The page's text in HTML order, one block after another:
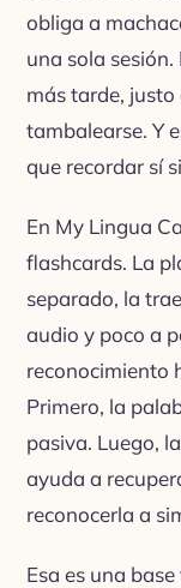
obliga a
una sola
más tarde,
tambalearse. Y
que recordar sí
En My Lingua
flashcards. La
separado, la
audio y poco a
reconocimiento
Primero, la
pasiva. Luego,
ayuda a
reconocerla a
Esa es una